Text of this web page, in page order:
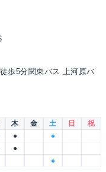
歩5分関東バス 上河原バ
木 金 土 日
祝
●
●
●
●